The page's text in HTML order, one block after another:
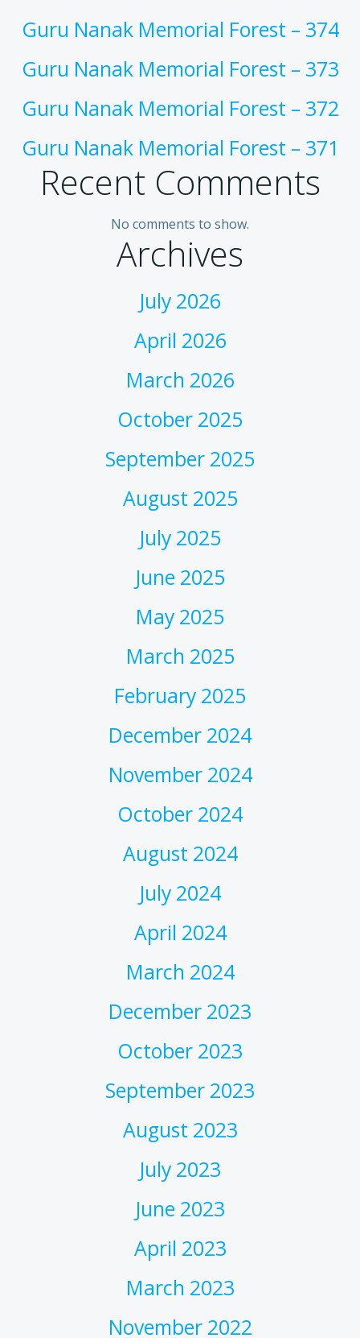
Guru Nanak Memorial Forest – 374
Guru Nanak Memorial Forest – 373
Guru Nanak Memorial Forest – 372
Guru Nanak Memorial Forest – 371
Recent Comments
No comments to show.
Archives
July 2026
April 2026
March 2026
October 2025
September 2025
August 2025
July 2025
June 2025
May 2025
March 2025
February 2025
December 2024
November 2024
October 2024
August 2024
July 2024
April 2024
March 2024
December 2023
October 2023
September 2023
August 2023
July 2023
June 2023
April 2023
March 2023
November 2022